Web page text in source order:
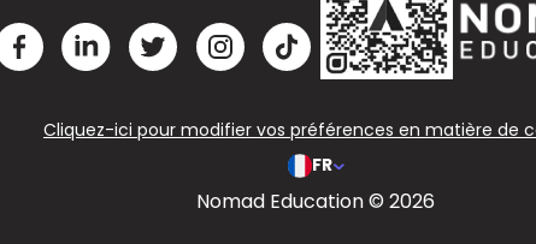
Cliquez-ici pour modifier vos préférences en matière de
FR
Nomad Education © 2026